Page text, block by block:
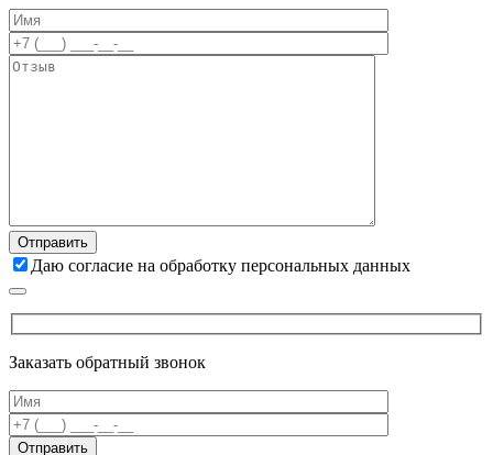
Даю согласие на обработку персональных данных
Заказать обратный звонок